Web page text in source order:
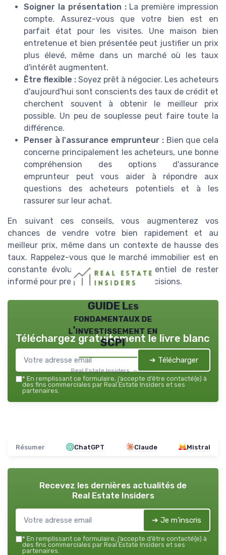
Soigner la présentation :La première impression
compte. Assurez-vous que votre bien est en
parfait état pour les visites. Une maison bien
entretenue et bien présentée peut justifier un prix
plus élevé, même dans un marché où les taux
d'intérêt augmentent.
Être flexible : Soyez prêt à négocier. Les acheteurs
d'aujourd'hui sont conscients des taux de crédit et
cherchent souvent à obtenir le meilleur prix
possible. Un peu de souplesse peut faire toute la
différence.
Penser à l'assurance emprunteur :Bien que cela
concerne principalement les acheteurs, une bonne
compréhension des options d'assurance
emprunteur peut vous aider à répondre aux
questions des acheteurs potentiels et à les
rassurer sur leur achat.
En suivant ces conseils, vous augmenterez vos
chances de vendre votre bien rapidement et au
meilleur prix, même dans un contexte de hausse des
taux. Rappelez-vous que le marché immobilier est en
constante évolution et qu'il est essentiel de rester
informé pour prendre les meilleures décisions.
GUIDE Les
fondamentaux de
l'investissement en
SCPI
Real Estate Insiders — 2026
Téléchargez gratuitement le livre blanc
➔ Télécharger
* En remplissant ce formulaire, j’accepte d’être contacté(e) à
des fins commerciales par Real Estate Insiders et ses
partenaires.
Résumer ChatGPT Claude Mistral
Recevez les dernières actualités de
Real Estate Insiders
➔ Je m'inscris
* En remplissant ce formulaire, j’accepte d’être contacté(e) à
des fins commerciales par Real Estate Insiders et ses
partenaires.